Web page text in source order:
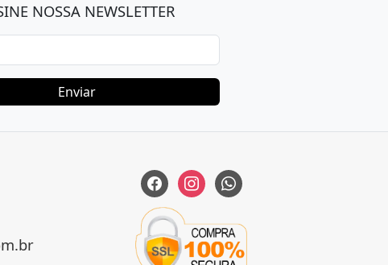
NOSSA NEWSLETTER
facebookinstagramwhatsapp